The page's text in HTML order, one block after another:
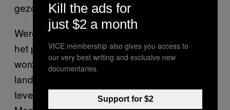
gezondheidszorg ongedaan wordt gemaakt.”
Wereldwijd kunnen overheden beginnen met
het probleem te verzachten: het beleid kan
worden gebruikt om minder antibiotica in
landbouw toe te staan, en het stoppen van
teveel antibiotica voorschrijven door dokters.
Kill the ads for
just $2 a month
VICE membership also gives you access to
our very best writing and exclusive new
documentaries.
Support for $2